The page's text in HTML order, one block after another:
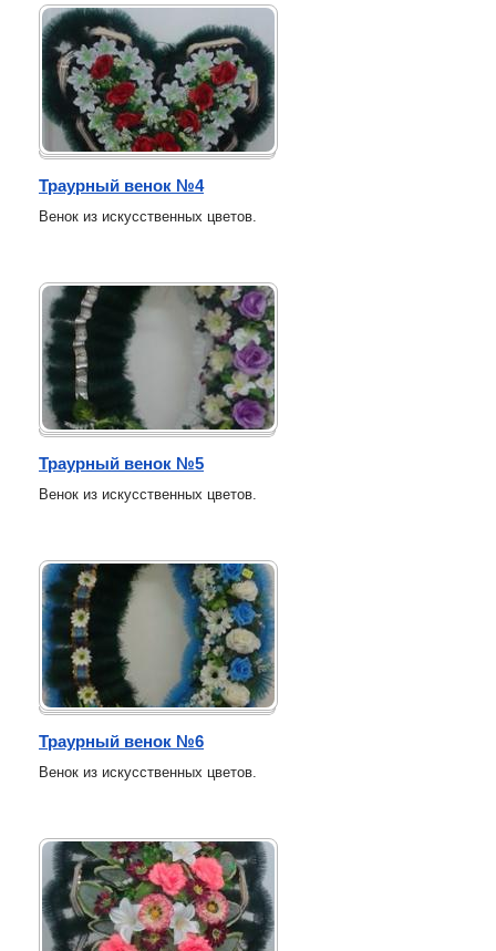
Траурный венок №4
Венок из искусственных цветов.
Траурный венок №5
Венок из искусственных цветов.
Траурный венок №6
Венок из искусственных цветов.